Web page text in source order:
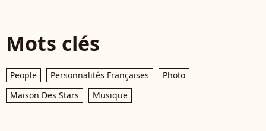
Mots clés
People Personnalités Françaises
Photo
Maison Des Stars
Musique